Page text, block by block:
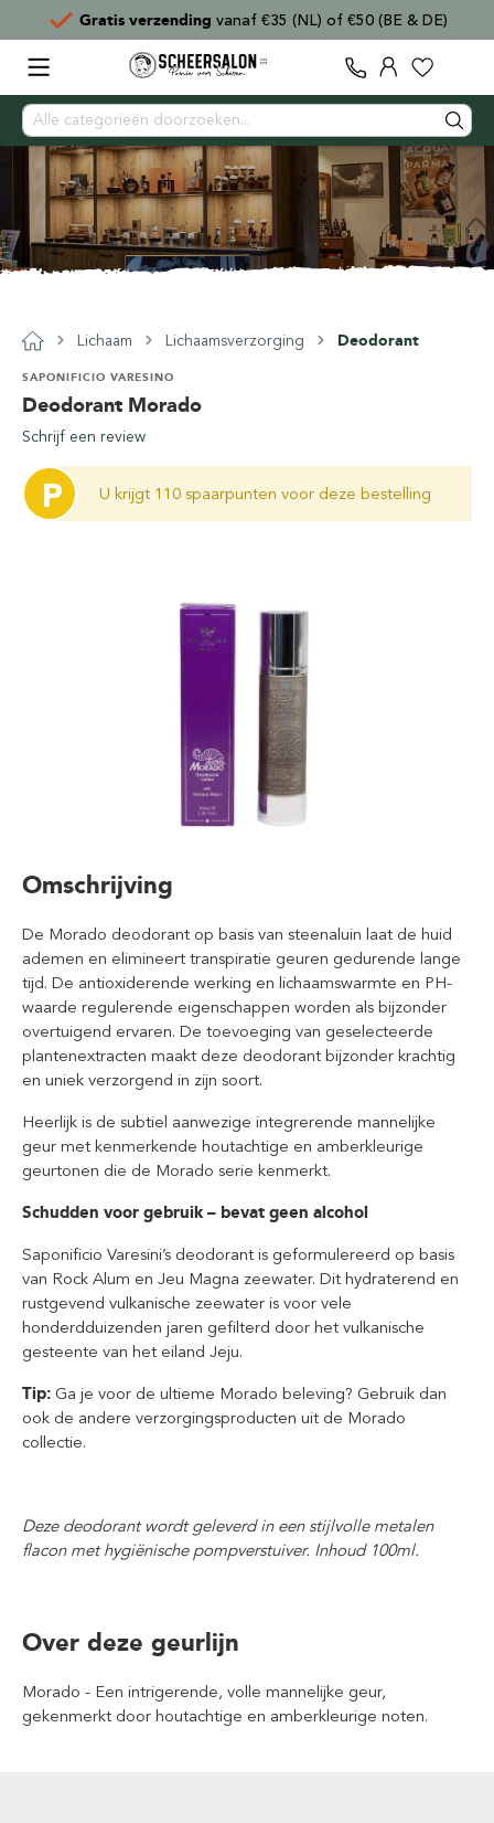
Gratis verzending vanaf €35 (NL) of €50 (BE & DE)
Lichaam Lichaamsverzorging Deodorant
Deodorant Morado
SAPONIFICIO VARESINO
Schrijf een review
P U krijgt 110 spaarpunten voor deze bestelling
Omschrijving
De Morado deodorant op basis van steenaluin laat de huid
ademen en elimineert transpiratie geuren gedurende lange
tijd. De antioxiderende werking en lichaamswarmte en PH-
waarde regulerende eigenschappen worden als bijzonder
overtuigend ervaren. De toevoeging van geselecteerde
plantenextracten maakt deze deodorant bijzonder krachtig
en uniek verzorgend in zijn soort.
Heerlijk is de subtiel aanwezige integrerende mannelijke
geur met kenmerkende houtachtige en amberkleurige
geurtonen die de Morado serie kenmerkt.
Schudden voor gebruik – bevat geen alcohol
Saponificio Varesini’s deodorant is geformulereerd op basis
van Rock Alum en Jeu Magna zeewater. Dit hydraterend en
rustgevend vulkanische zeewater is voor vele
honderdduizenden jaren gefilterd door het vulkanische
gesteente van het eiland Jeju.
Tip: Ga je voor de ultieme Morado beleving? Gebruik dan
ook de andere verzorgingsproducten uit de Morado
collectie.
Deze deodorant wordt geleverd in een stijlvolle metalen
flacon met hygiënische pompverstuiver. Inhoud 100ml.
Over deze geurlijn
Morado - Een intrigerende, volle mannelijke geur,
gekenmerkt door houtachtige en amberkleurige noten.